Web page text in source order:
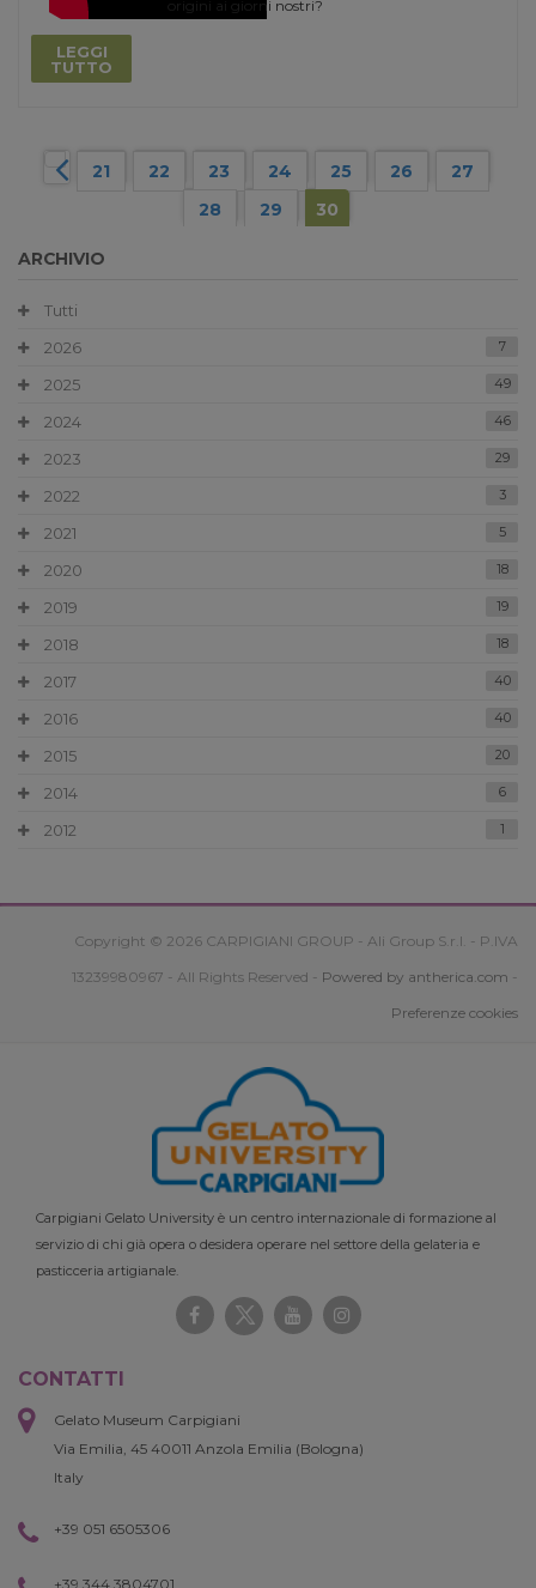
LEGGI
TUTTO
origini ai giorni nostri?
21 22 23 24 25 26
27
28
29 30
ARCHIVIO
Tutti
2026
7
2025 49
2024 46
2023 29
2022 3
2021 5
2020 18
2019 19
2018 18
2017 40
2016 40
2015 20
2014 6
2012 1
Copyright © 2026 CARPIGIANI GROUP - Ali Group S.r.l. - P.IVA
13239980967 - All Rights Reserved - Powered by antherica.com -
Preferenze cookies
Carpigiani Gelato University è un centro internazionale di formazione al
servizio di chi già opera o desidera operare nel settore della gelateria e
pasticceria artigianale.
CONTATTI
Gelato Museum Carpigiani
Via Emilia, 45 40011 Anzola Emilia (Bologna)
Italy
+39 051 6505306
+39 344 3804701